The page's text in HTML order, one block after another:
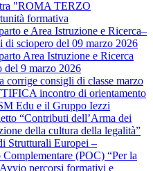
"ROMA TERZO
formativa
e Area Istruzione e Ricerca–
di sciopero del 09 marzo 2026
Area Istruzione e Ricerca
del 9 marzo 2026
corrige consigli di classe marzo
incontro di orientamento
Edu e il Gruppo Iezzi
“Contributi dell’Arma dei
della cultura della legalità”
Strutturali Europei –
(POC) “Per la
percorsi formativi e